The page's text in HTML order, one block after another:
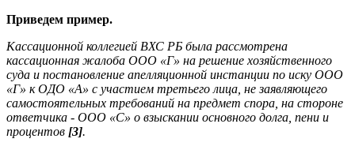
Приведем пример.
Кассационной коллегией ВХС РБ была рассмотрена
кассационная жалоба ООО «Г» на решение хозяйственного
суда и постановление апелляционной инстанции по иску ООО
«Г» к ОДО «А» с участием третьего лица, не заявляющего
самостоятельных требований на предмет спора, на стороне
ответчика - ООО «С» о взыскании основного долга, пени и
процентов [3].